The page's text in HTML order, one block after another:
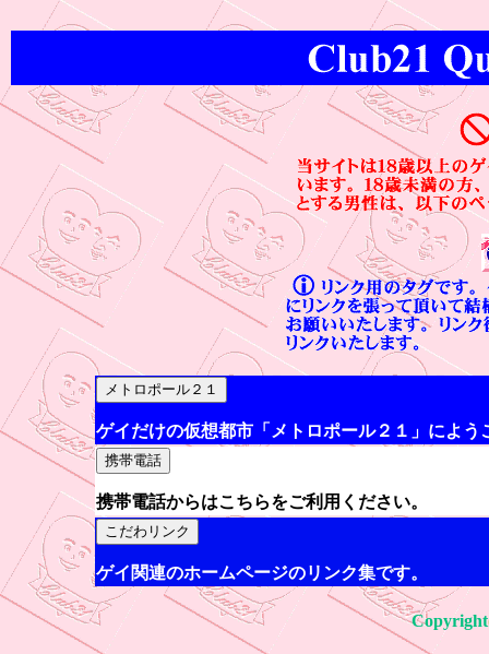
ゲイだけの仮想都市「メトロポール２１」によう
携帯電話からはこちらをご利用ください。
ゲイ関連のホームページのリンク集です。
Copyright